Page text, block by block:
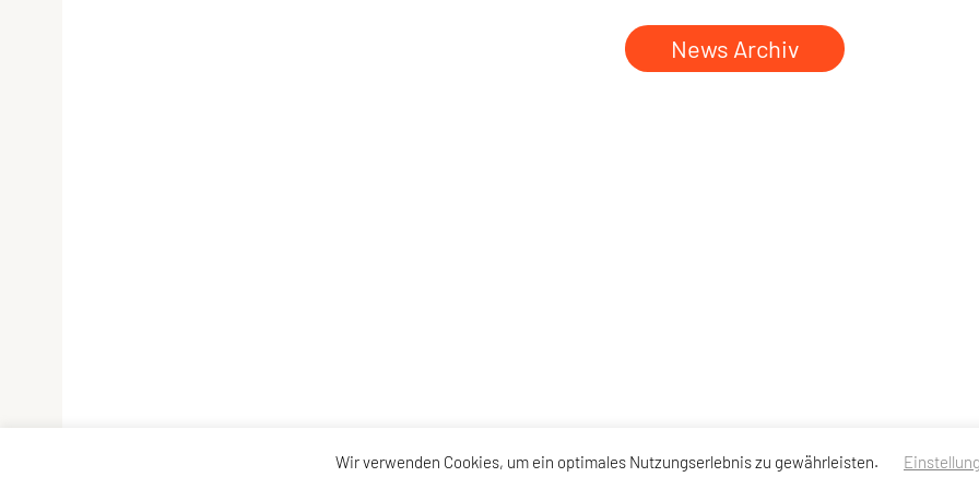
News Archiv
Wir verwenden Cookies, um ein optimales Nutzungserlebnis zu gewährleisten.